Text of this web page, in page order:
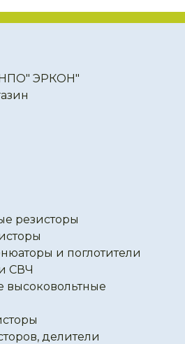
ЭРКОН"
резисторы
и поглотители
СВЧ
делители